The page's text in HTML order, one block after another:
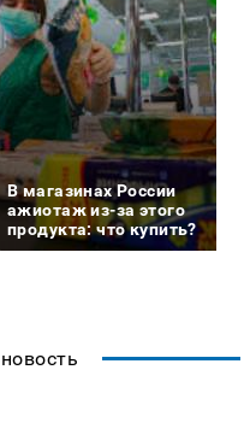
В магазинах России
ажиотаж из-за этого
продукта: что купить?